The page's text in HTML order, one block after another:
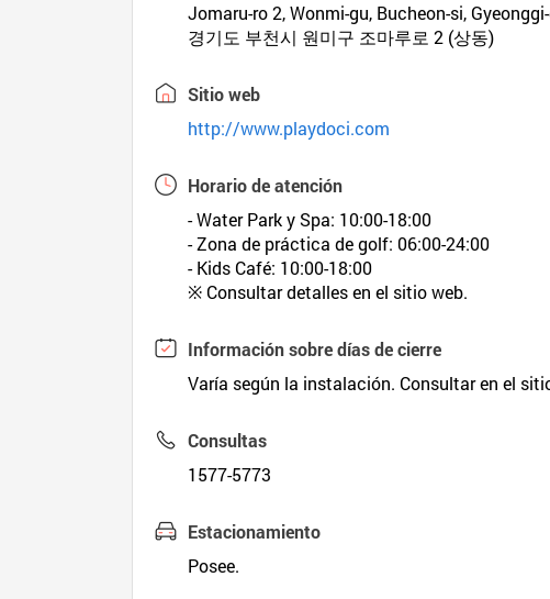
Jomaru-ro 2, Wonmi-gu, Bucheon-si,
경기도 부천시 원미구 조마루로 2 (상동)
Sitio web
http://www.playdoci.com
Horario de atención
- Water Park y Spa: 10:00-18:00
- Zona de práctica de golf: 06:00-24:00
- Kids Café: 10:00-18:00
※ Consultar detalles en el sitio web.
Información sobre días de cierre
Varía según la instalación. Consultar en el
Consultas
1577-5773
Estacionamiento
Posee.